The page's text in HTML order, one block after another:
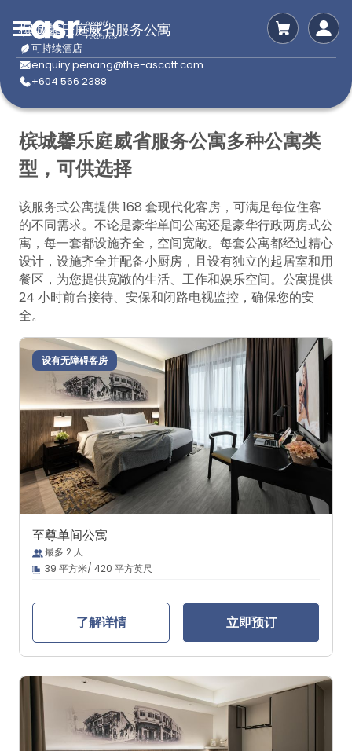
槟城馨乐庭威省服务公寓
可持续酒店
enquiry.penang@the-ascott.com
+604 566 2388
槟城馨乐庭威省服务公寓多种公寓类
型，可供选择
该服务式公寓提供 168 套现代化客房，可满足每位住客
的不同需求。不论是豪华单间公寓还是豪华行政两房式公
寓，每一套都设施齐全，空间宽敞。每套公寓都经过精心
设计，设施齐全并配备小厨房，且设有独立的起居室和用
餐区，为您提供宽敞的生活、工作和娱乐空间。公寓提供
24 小时前台接待、安保和闭路电视监控，确保您的安
全。
设有无障碍客房
至尊单间公寓
最多 2 人
39 平方米/ 420 平方英尺
了解详情 立即预订